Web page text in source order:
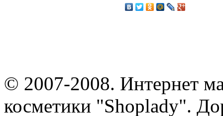
© 2007-2008. Интернет
косметики "Shoplady".